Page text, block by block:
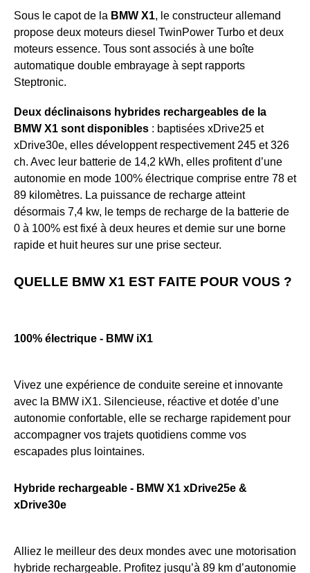
Sous le capot de la BMW X1, le constructeur allemand
propose deux moteurs diesel TwinPower Turbo et deux
moteurs essence. Tous sont associés à une boîte
automatique double embrayage à sept rapports
Steptronic.
Deux déclinaisons hybrides rechargeables de la
BMW X1 sont disponibles : baptisées xDrive25 et
xDrive30e, elles développent respectivement 245 et 326
ch. Avec leur batterie de 14,2 kWh, elles profitent d’une
autonomie en mode 100% électrique comprise entre 78 et
89 kilomètres. La puissance de recharge atteint
désormais 7,4 kw, le temps de recharge de la batterie de
0 à 100% est fixé à deux heures et demie sur une borne
rapide et huit heures sur une prise secteur.
QUELLE BMW X1 EST FAITE POUR VOUS ?
100% électrique - BMW iX1
Vivez une expérience de conduite sereine et innovante
avec la BMW iX1. Silencieuse, réactive et dotée d’une
autonomie confortable, elle se recharge rapidement pour
accompagner vos trajets quotidiens comme vos
escapades plus lointaines.
Hybride rechargeable - BMW X1 xDrive25e &
xDrive30e
Alliez le meilleur des deux mondes avec une motorisation
hybride rechargeable. Profitez jusqu’à 89 km d’autonomie